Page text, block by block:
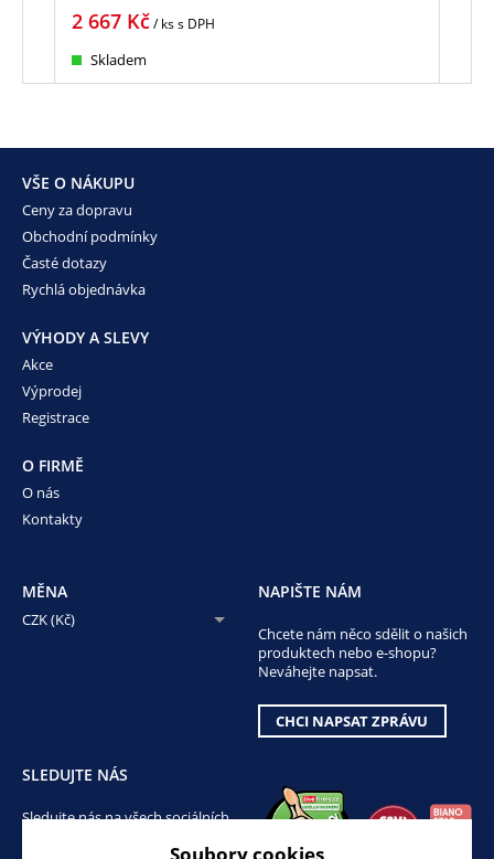
2 667 Kč/ kss DPH
Skladem
VŠE O NÁKUPU
Ceny za dopravu
Obchodní podmínky
Časté dotazy
Rychlá objednávka
VÝHODY A SLEVY
Akce
Výprodej
Registrace
O FIRMĚ
O nás
Kontakty
MĚNA
CZK (Kč)
NAPIŠTE NÁM
Chcete nám něco sdělit o našich
produktech nebo e-shopu?
Neváhejte napsat.
CHCI NAPSAT ZPRÁVU
SLEDUJTE NÁS
Sledujte nás na všech sociálních